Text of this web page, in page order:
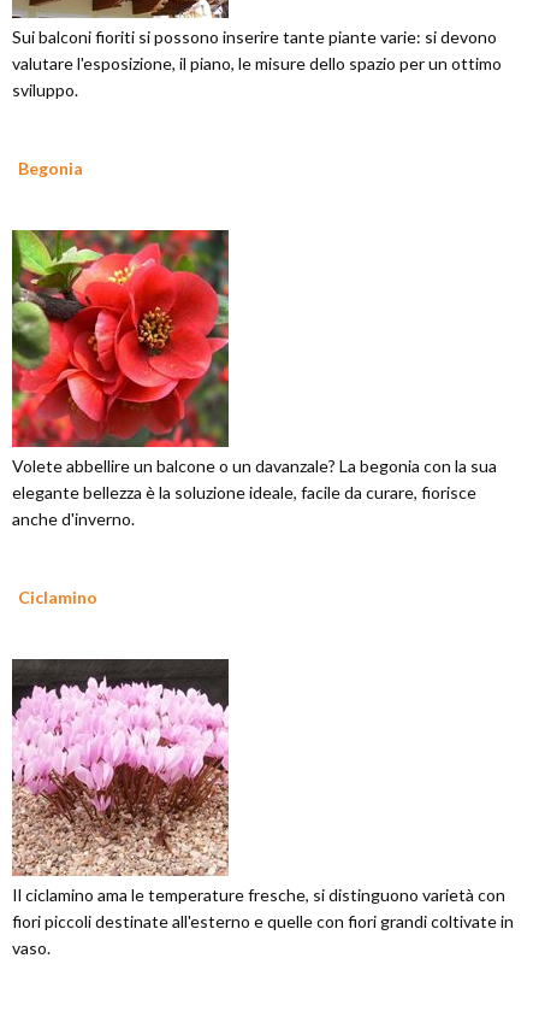
Sui balconi fioriti si possono inserire tante piante varie: si devono
valutare l'esposizione, il piano, le misure dello spazio per un ottimo
sviluppo.
Begonia
Volete abbellire un balcone o un davanzale? La begonia con la sua
elegante bellezza è la soluzione ideale, facile da curare, fiorisce
anche d'inverno.
Ciclamino
Il ciclamino ama le temperature fresche, si distinguono varietà con
fiori piccoli destinate all'esterno e quelle con fiori grandi coltivate in
vaso.